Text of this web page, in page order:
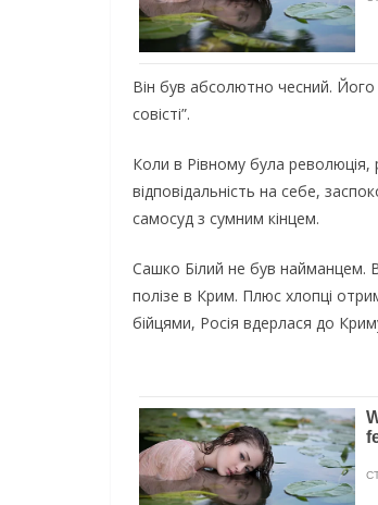
Він був абсолютно чесний.
совісті”.
Коли в Рівному була революція,
відповідальність на себе,
самосуд з сумним кінцем.
Сашко Білий не був найманцем.
полізе в Крим. Плюс хлопці
бійцями, Росія вдерлася до